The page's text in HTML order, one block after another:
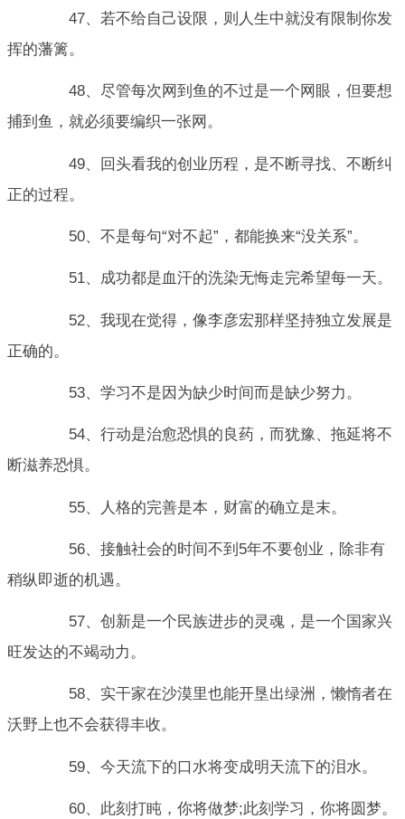
47、若不给自己设限，则人生中就没有限制你发
挥的藩篱。
48、尽管每次网到鱼的不过是一个网眼，但要想
捕到鱼，就必须要编织一张网。
49、回头看我的创业历程，是不断寻找、不断纠
正的过程。
50、不是每句“对不起”，都能换来“没关系”。
51、成功都是血汗的洗染无悔走完希望每一天。
52、我现在觉得，像李彦宏那样坚持独立发展是
正确的。
53、学习不是因为缺少时间而是缺少努力。
54、行动是治愈恐惧的良药，而犹豫、拖延将不
断滋养恐惧。
55、人格的完善是本，财富的确立是末。
56、接触社会的时间不到5年不要创业，除非有
稍纵即逝的机遇。
57、创新是一个民族进步的灵魂，是一个国家兴
旺发达的不竭动力。
58、实干家在沙漠里也能开垦出绿洲，懒惰者在
沃野上也不会获得丰收。
59、今天流下的口水将变成明天流下的泪水。
60、此刻打盹，你将做梦;此刻学习，你将圆梦。